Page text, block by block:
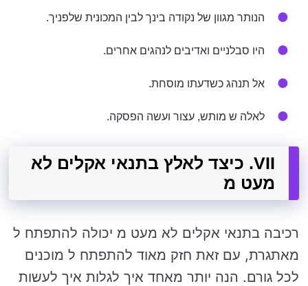
הנותר מגוון של נקודה בינך לבין המכונית שלפניך.
היו סבלניים ואדיבים לנהגים אחרים.
אל תנהג כשדעתו מוסחת.
לאלה ש מותש, עצור ועשה הפסקה.
VII. כיצד לאלץ בתנאי אקלים לא
מעט מ
רכיבה בתנאי אקלים לא מעט מ יכולה להתפתח ל
מאתגרת, עם זאת חזק מאוד להתפתח ל מוכנים
לכל גורם. הנה יותר מאחד איך לגלות איך לעשות